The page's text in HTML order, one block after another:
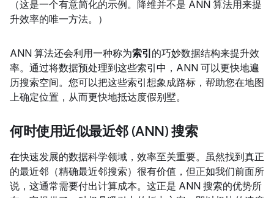
（这是一个有意简化的示例。降维并不是 ANN 算法用来提
升效率的唯一方法。）
ANN 算法还会利用一种称为索引的巧妙数据结构来提升效
率。通过将数据预处理到这些索引中，ANN 可以更快地遍
历搜索空间。您可以把这些索引想象成路标，帮助您在地图
上确定位置，从而更快地抵达度假别墅。
何时使用近似最近邻 (ANN) 搜索
在快速发展的数据科学领域，效率至关重要。虽然找到真正
的最近邻（精确最近邻搜索）很有价值，但正如我们前面所
说，这通常需要付出计算成本。这正是 ANN 搜索的优势所